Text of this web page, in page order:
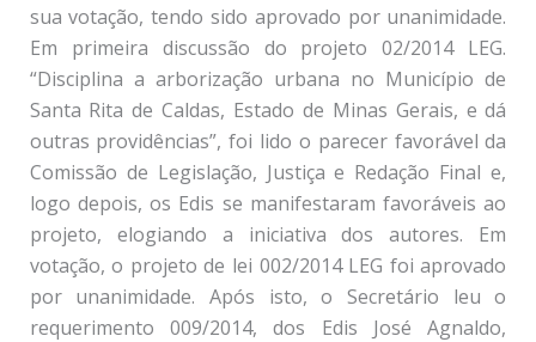
sua votação, tendo sido aprovado por unanimidade.
Em primeira discussão do projeto 02/2014 LEG.
“Disciplina a arborização urbana no Município de
Santa Rita de Caldas, Estado de Minas Gerais, e dá
outras providências”, foi lido o parecer favorável da
Comissão de Legislação, Justiça e Redação Final e,
logo depois, os Edis se manifestaram favoráveis ao
projeto, elogiando a iniciativa dos autores. Em
votação, o projeto de lei 002/2014 LEG foi aprovado
por unanimidade. Após isto, o Secretário leu o
requerimento 009/2014, dos Edis José Agnaldo,